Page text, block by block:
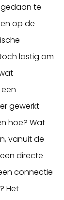
te
op de
lastig om
gewerkt
hoe? Wat
vanuit de
directe
connectie
Het